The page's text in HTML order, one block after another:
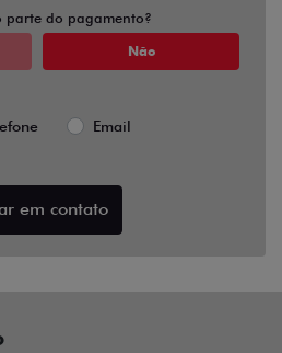
parte do pagamento?
Não
Email
em contato